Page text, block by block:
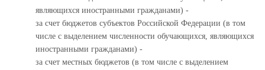
являющихся иностранными гражданами) -
за счет бюджетов субъектов Российской Федерации (в том
числе с выделением численности обучающихся, являющихся
иностранными гражданами) -
за счет местных бюджетов (в том числе с выделением